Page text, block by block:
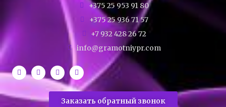
+375 25 953 91 80
+375 25 936 71 57
+7 932 428 26 72
info@gramotniypr.com
Заказать обратный звонок